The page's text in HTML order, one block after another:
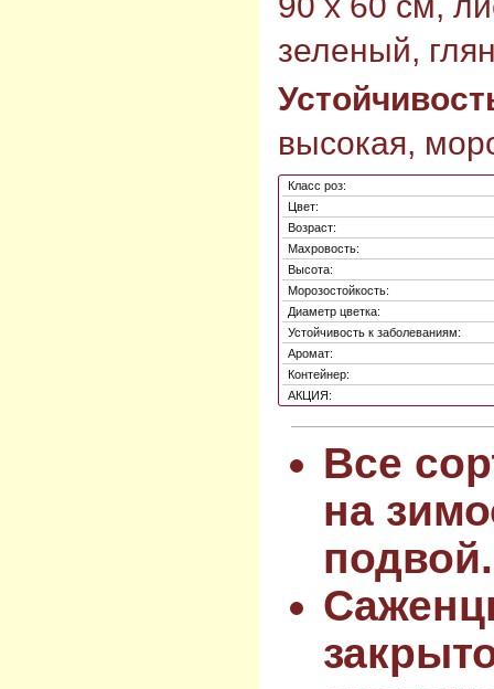
зеленый,
высокая,
Класс роз:
Цвет:
Возраст:
Махровость:
Высота:
Морозостойкость:
Диаметр цветка:
Устойчивость к заболеваниям:
Аромат:
Контейнер:
АКЦИЯ:
Все
на
подвой.